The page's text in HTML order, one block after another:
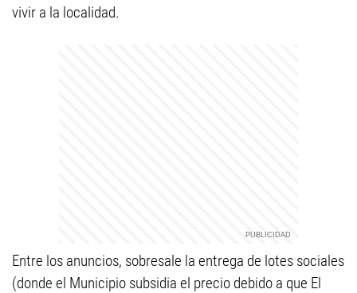
vivir a la localidad.
Entre los anuncios, sobresale la entrega de lotes sociales
(donde el Municipio subsidia el precio debido a que El